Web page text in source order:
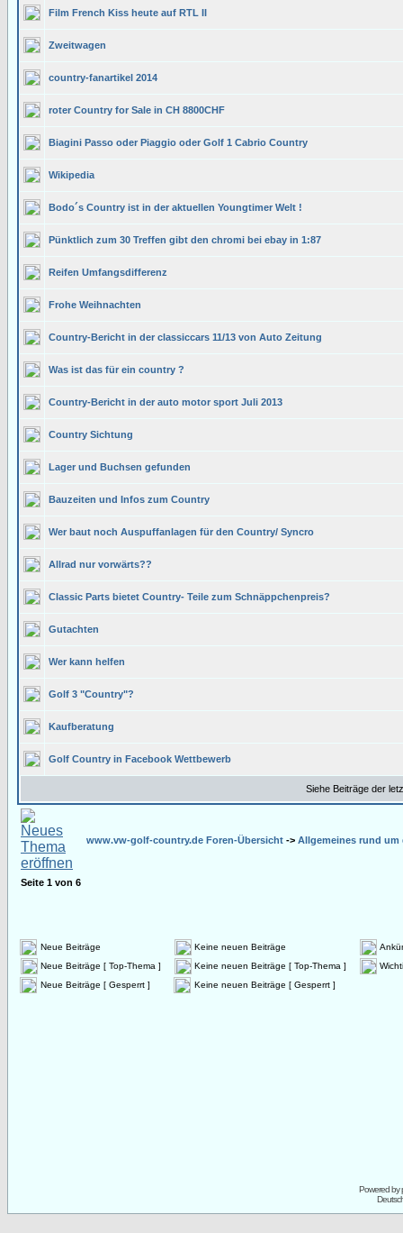
Film French Kiss heute auf RTL II
Zweitwagen
country-fanartikel 2014
roter Country for Sale in CH 8800CHF
Biagini Passo oder Piaggio oder Golf 1 Cabrio Country
Wikipedia
Bodo´s Country ist in der aktuellen Youngtimer Welt !
Pünktlich zum 30 Treffen gibt den chromi bei ebay in 1:87
Reifen Umfangsdifferenz
Frohe Weihnachten
Country-Bericht in der classiccars 11/13 von Auto Zeitung
Was ist das für ein country ?
Country-Bericht in der auto motor sport Juli 2013
Country Sichtung
Lager und Buchsen gefunden
Bauzeiten und Infos zum Country
Wer baut noch Auspuffanlagen für den Country/ Syncro
Allrad nur vorwärts??
Classic Parts bietet Country- Teile zum Schnäppchenpreis?
Gutachten
Wer kann helfen
Golf 3 "Country"?
Kaufberatung
Golf Country in Facebook Wettbewerb
Siehe Beiträge der
www.vw-golf-country.de Foren-Übersicht -> Allgemeines rund
Seite 1 von 6
Neue Beiträge Keine neuen Beiträge
Neue Beiträge [ Top-Thema ]
Keine neuen Beiträge [ Top-Thema ]
Neue Beiträge [ Gesperrt ]
Keine neuen Beiträge [ Gesperrt ]
Powered by